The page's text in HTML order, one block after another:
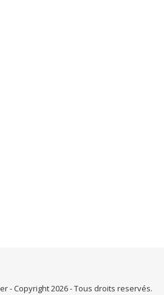
- Copyright 2026 - Tous droits reservés.